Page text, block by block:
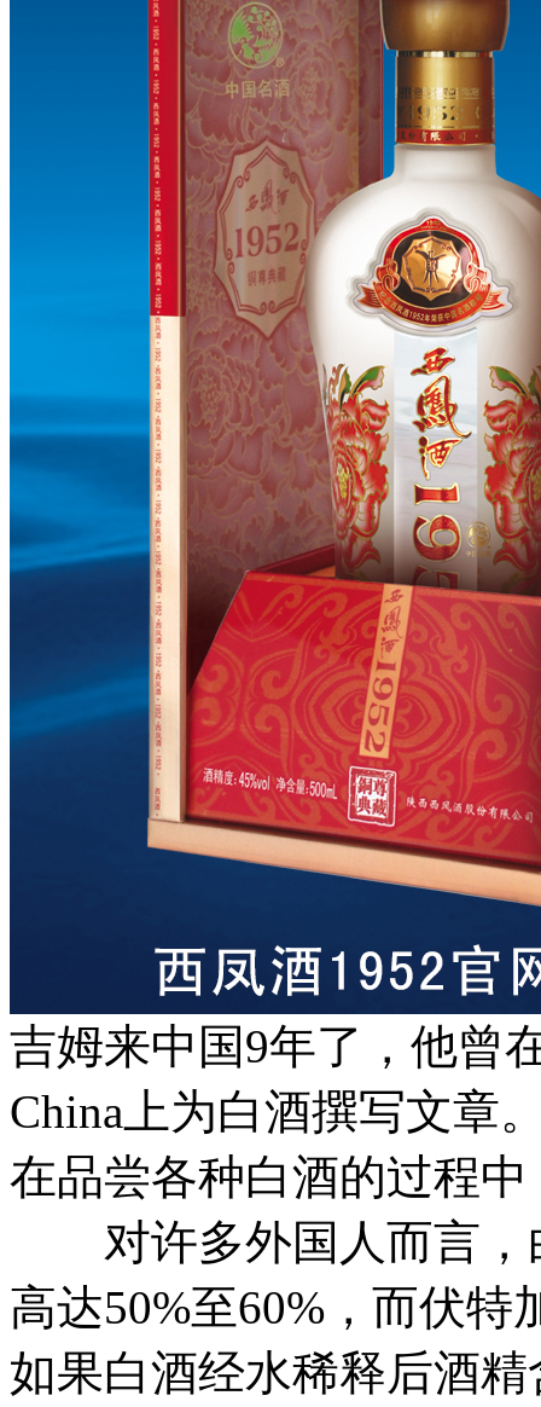
吉姆来中国9年了，他曾
China上为白酒撰写文章
在品尝各种白酒的过程
对许多外国人而言，
高达50%至60%，而伏特
如果白酒经水稀释后酒